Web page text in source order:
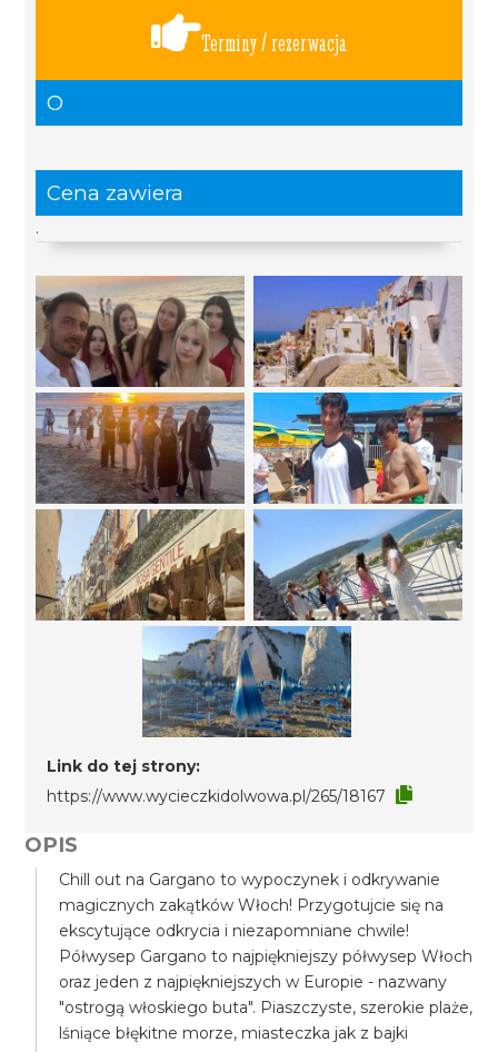
Terminy / rezerwacja
O
Cena zawiera
.
Link do tej strony:
https://www.wycieczkidolwowa.pl/265/18167
OPIS
Chill out na Gargano to wypoczynek i odkrywanie
magicznych zakątków Włoch! Przygotujcie się na
ekscytujące odkrycia i niezapomniane chwile!
Półwysep Gargano to najpiękniejszy półwysep Włoch
oraz jeden z najpiękniejszych w Europie - nazwany
"ostrogą włoskiego buta". Piaszczyste, szerokie plaże,
lśniące błękitne morze, miasteczka jak z bajki